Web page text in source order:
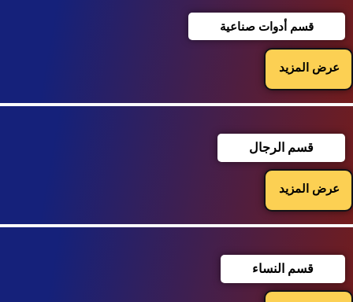
قسم أدوات صناعية
عرض المزيد
قسم الرجال
عرض المزيد
قسم النساء